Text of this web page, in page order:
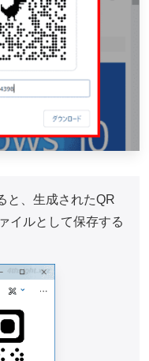
と、生成されたQR
イルとして保存する